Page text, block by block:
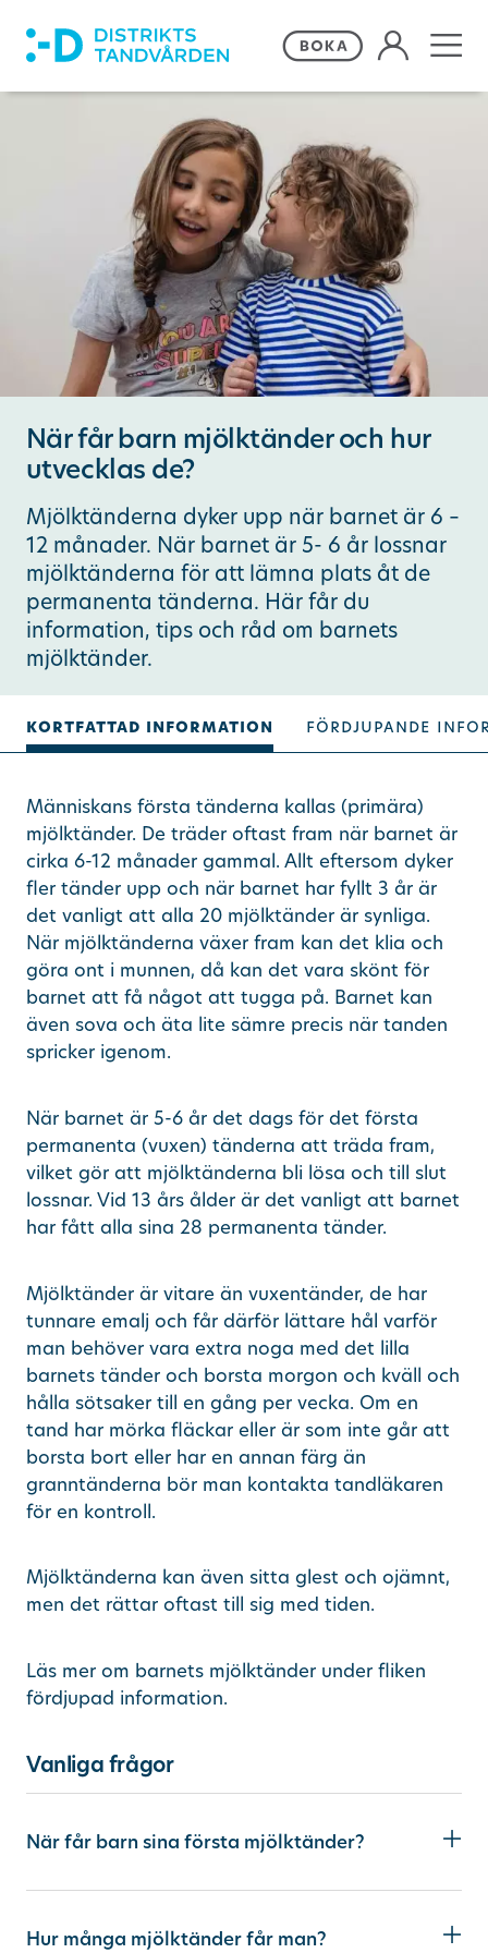
Våra behandlingar
Frågor och svar
Priser och erbjudanden
Om Distriktstandvården
Kontakta oss
Remiss
Ändra/avboka tid
Sök
När får barn mjölktänder och hur
utvecklas de?
Mjölktänderna dyker upp när barnet är 6 –
12 månader. När barnet är 5- 6 år lossnar
mjölktänderna för att lämna plats åt de
permanenta tänderna. Här får du
information, tips och råd om barnets
mjölktänder.
kortfattad information fördjupande
Människans första tänderna kallas (primära)
mjölktänder. De träder oftast fram när barnet är
cirka 6-12 månader gammal. Allt eftersom dyker
fler tänder upp och när barnet har fyllt 3 år är
det vanligt att alla 20 mjölktänder är synliga.
När mjölktänderna växer fram kan det klia och
göra ont i munnen, då kan det vara skönt för
barnet att få något att tugga på. Barnet kan
även sova och äta lite sämre precis när tanden
spricker igenom.
När barnet är 5-6 år det dags för det första
permanenta (vuxen) tänderna att träda fram,
vilket gör att mjölktänderna bli lösa och till slut
lossnar. Vid 13 års ålder är det vanligt att barnet
har fått alla sina 28 permanenta tänder.
Mjölktänder är vitare än vuxentänder, de har
tunnare emalj och får därför lättare hål varför
man behöver vara extra noga med det lilla
barnets tänder och borsta morgon och kväll och
hålla sötsaker till en gång per vecka. Om en
tand har mörka fläckar eller är som inte går att
borsta bort eller har en annan färg än
granntänderna bör man kontakta tandläkaren
för en kontroll.
Mjölktänderna kan även sitta glest och ojämnt,
men det rättar oftast till sig med tiden.
Läs mer om barnets mjölktänder under fliken
fördjupad information.
Vanliga frågor
När får barn sina första mjölktänder?
Hur många mjölktänder får man?